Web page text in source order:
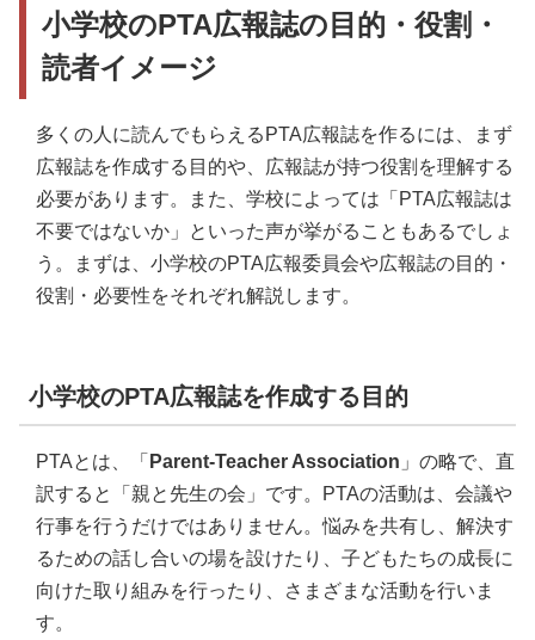
し、データを入稿する
STEP9．仮刷りの校正と、先生・PTA本部・校長の
最終確認
STEP10．部数・納品日を確定し、配布準備までを
段取りする
8．先生の紹介
9．OB・OG特集
10．将来の夢・将来の自分への手紙
11．家族に関するテーマ
12．放課後に活動している子どもの紹介
13．校内の紹介
14．学校と関わりある地域の取り組みや組織
16．防災
17．地域のボランティア団体との連携・紹介
小学校のPTA広報誌の目的・役割・
読者イメージ
多くの人に読んでもらえるPTA広報誌を作るには、まず
広報誌を作成する目的や、広報誌が持つ役割を理解する
必要があります。また、学校によっては「PTA広報誌は
不要ではないか」といった声が挙がることもあるでしょ
う。まずは、小学校のPTA広報委員会や広報誌の目的・
役割・必要性をそれぞれ解説します。
小学校のPTA広報誌を作成する目的
PTAとは、「 Parent-Teacher Association 」の略で、直
訳すると「親と先生の会」です。PTAの活動は、会議や
行事を行うだけではありません。悩みを共有し、解決す
るための話し合いの場を設けたり、子どもたちの成長に
向けた取り組みを行ったり、さまざまな活動を行いま
す。